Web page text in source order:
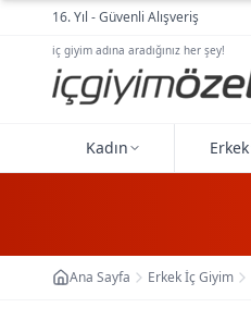
Ana içeriğe geç16. Yıl - Güvenli Alışveriş
iç giyim adına aradığınız her şey!
Kadın Erkek
Ana Sayfa Erkek İç Giyim